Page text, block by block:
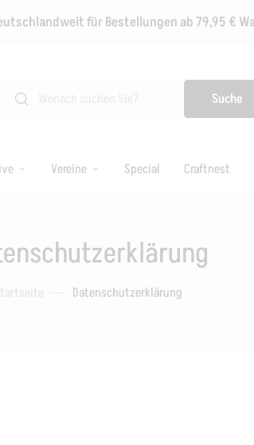
für Bestellungen ab 79,95 €
Suche
Vereine Special Craftnest
Datenschutzerklärung